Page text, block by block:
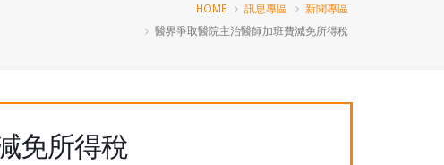
HOME 訊息專區
新聞專區
醫界爭取醫院主治醫師加班費減免所得稅
免所得稅